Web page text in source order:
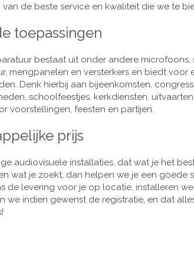
de beste service en kwaliteit die we te
toepassingen
bestaat uit onder andere microfoons,
mengpanelen en versterkers en biedt voor
Denk hierbij aan bijeenkomsten,
schoolfeestjes, kerkdiensten,
voorstellingen, feesten en partijen.
prijs
audiovisuele installaties, dat wat je het
wat je zoekt, dan helpen we je een goede
de levering voor je op locatie, installeren
we indien gewenst de registratie, en dat